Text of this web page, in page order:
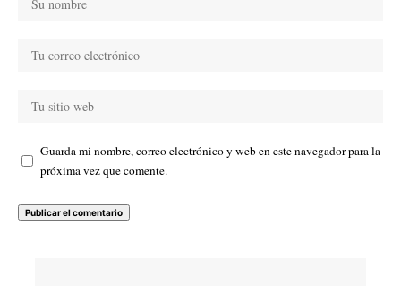
Guarda mi nombre, correo electrónico y web en este navegador para la
próxima vez que comente.